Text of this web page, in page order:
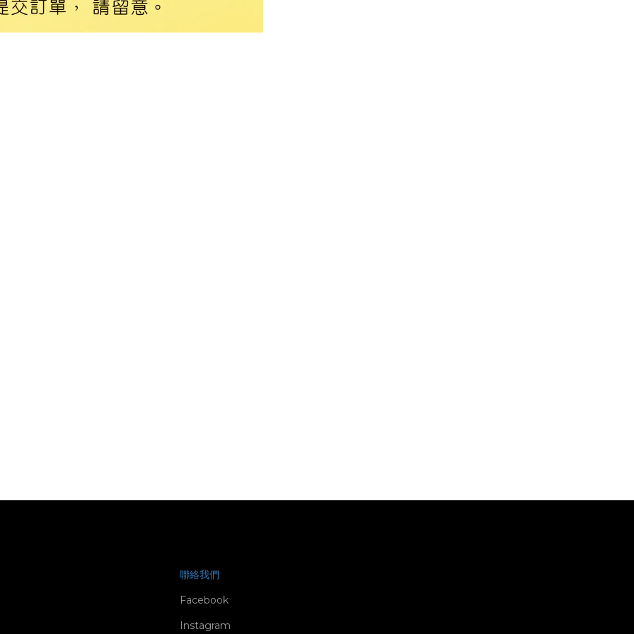
聯絡我們
Facebook
Instagram